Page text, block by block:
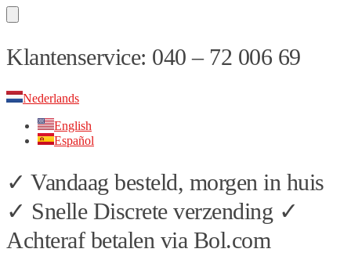
Skip
to
Skip
to
Klantenservice: 040 – 72 006 69
Nederlands
English
Español
✓ Vandaag besteld, morgen in huis
✓ Snelle Discrete verzending ✓
Achteraf betalen via Bol.com